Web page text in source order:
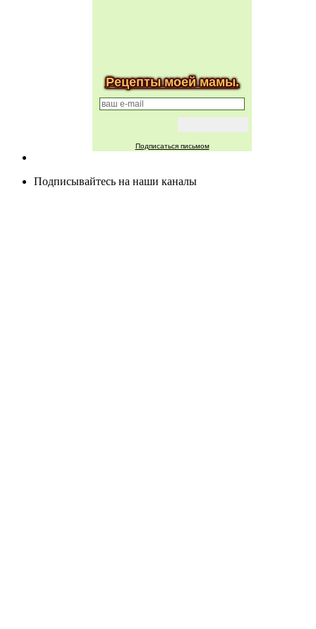
Рецепты моей мамы.
Подписаться письмом
Подписывайтесь на наши каналы